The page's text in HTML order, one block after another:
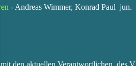
- Andreas Wimmer, Konrad Paul jun.
den aktuellen Verantwortlichen des